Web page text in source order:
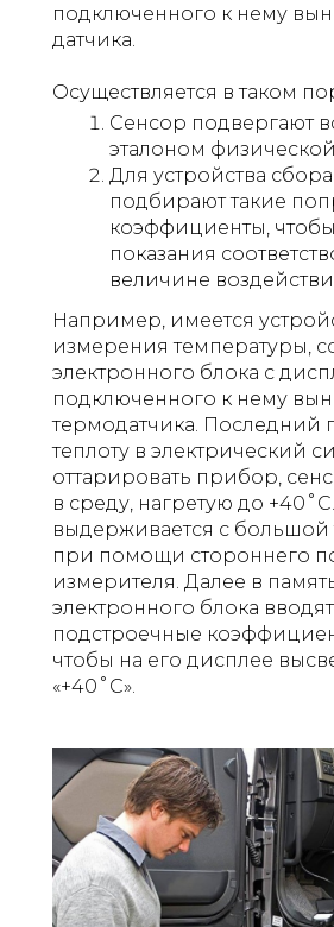
подключенного к нему
датчика.
Осуществляется в таком
Сенсор подвергают
эталоном
Для устройства
подбирают такие
коэффициенты,
показания
величине
Например, имеется
измерения температуры,
электронного блока с
подключенного к нему
термодатчика. Последний
теплоту в электрический
оттарировать прибор,
в среду, нагретую до
выдерживается с большой
при помощи стороннего
измерителя. Далее в
электронного блока вводят
подстроечные
чтобы на его дисплее
«+40˚С».